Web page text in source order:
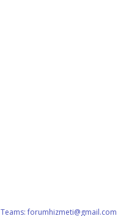
Teams:forumhizmeti@gmail.com